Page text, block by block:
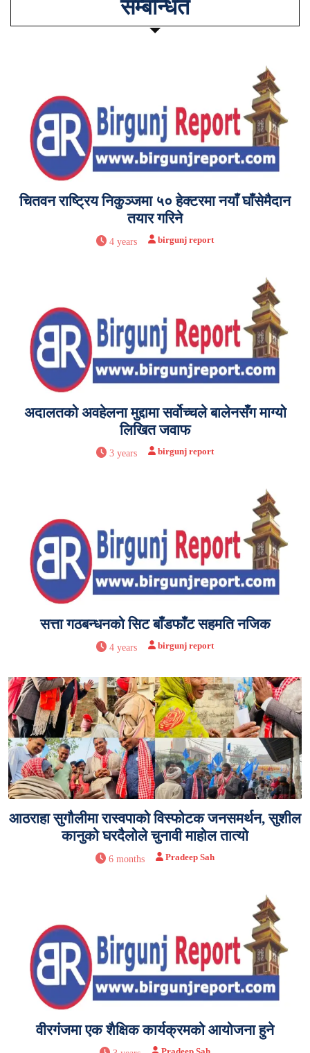
सम्बन्धित
चितवन राष्ट्रिय निकुञ्जमा ५० हेक्टरमा नयाँ घाँसेमैदान
तयार गरिने
4 years birgunj report
अदालतको अवहेलना मुद्दामा सर्वोच्चले बालेनसँग माग्यो
लिखित जवाफ
3 years birgunj report
सत्ता गठबन्धनको सिट बाँडफाँट सहमति नजिक
4 years birgunj report
आठराहा सुगौलीमा रास्वपाको विस्फोटक जनसमर्थन, सुशील
कानुको घरदैलोले चुनावी माहोल तात्यो
6 months Pradeep Sah
वीरगंजमा एक शैक्षिक कार्यक्रमको आयोजना हुने